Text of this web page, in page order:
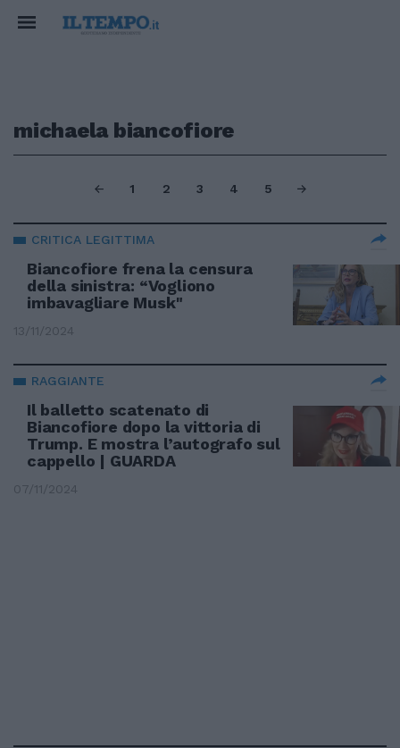
michaela biancofiore
1 2 3 4 5
CRITICA LEGITTIMA
Biancofiore frena la censura
della sinistra: “Vogliono
imbavagliare Musk"
13/11/2024
RAGGIANTE
Il balletto scatenato di
Biancofiore dopo la vittoria di
Trump. E mostra l’autografo sul
cappello | GUARDA
07/11/2024